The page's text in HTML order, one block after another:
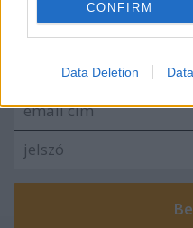
I want to allow Google
I want to allow Google
related to
related to security,
CONFIRM
Data Deletion
Szólj hozzá!
A hozzászóláshoz be kell